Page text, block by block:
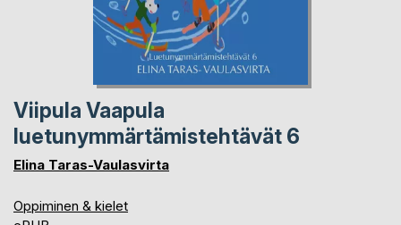
Viipula Vaapula
luetunymmärtämistehtävät 6
Elina Taras-Vaulasvirta
Oppiminen & kielet